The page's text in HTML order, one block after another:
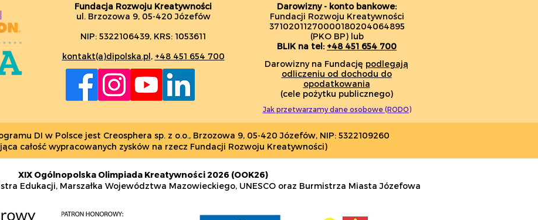
NOWY SEZON DI!
2021/2022
Fundacja Rozwoju Kreatywności
ul. Brzozowa 9, 05-420 Józefów
NIP: 5322106439, KRS: 1053611
kontakt(a)dipolska.pl, +48 451 654 700
Darowizny - konto bankowe:
Fundacji Rozwoju Kreatywności
37102011270000180204064895
(PKO BP) lub
BLIK na tel: +48 451 654 700
Darowizny na Fundację podlegają
odliczeniu od dochodu do
opodatkowania
(cele pożytku publicznego)
Jak przetwarzamy dane osobowe (RODO)
DI w Polsce jest Creosphera sp. z o.o., Brzozowa 9, 05-420 Józefów, NIP: 5322109260
całość wypracowanych zysków na rzecz Fundacji Rozwoju Kreatywności)
XIX Ogólnopolska Olimpiada Kreatywności 2026 (OOK26)
Edukacji, Marszałka Województwa Mazowieckiego, UNESCO oraz Burmistrza Miasta Józefowa